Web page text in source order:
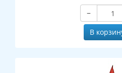
−
В